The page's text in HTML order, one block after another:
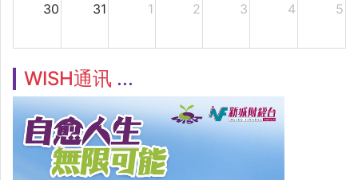
30 31 1 2 3 4 5
WISH通讯